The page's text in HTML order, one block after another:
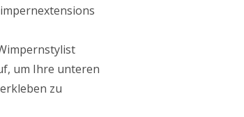
um Ihre unteren
zu